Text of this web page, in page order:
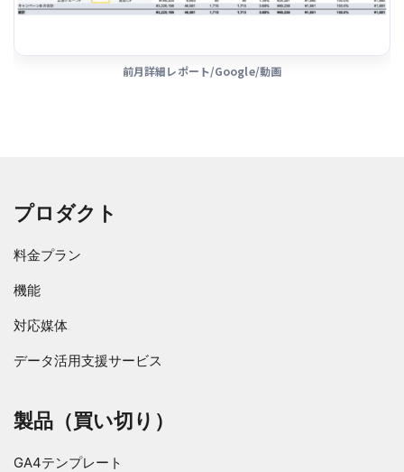
前月詳細レポート/Google/動画
プロダクト
料金プラン
機能
対応媒体
データ活用支援サービス
製品（買い切り）
GA4テンプレート